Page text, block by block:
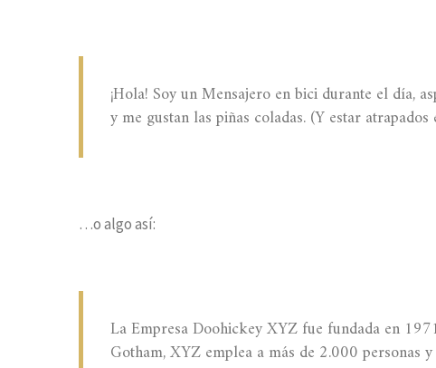
¡Hola! Soy un Mensajero en bici durante el día,
y me gustan las piñas coladas. (Y estar
…o algo así:
La Empresa Doohickey XYZ fue fundada en
Gotham, XYZ emplea a más de 2.000 personas